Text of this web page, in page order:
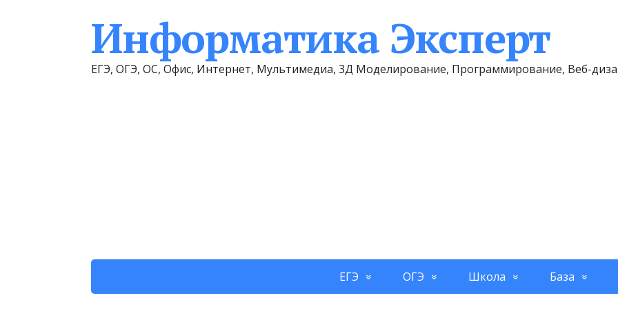
Информатика Эксперт
ЕГЭ, ОГЭ, ОС, Офис, Интернет, Мультимедиа, 3Д Моделирование, Программирование, Веб-
ЕГЭ ОГЭ Школа База